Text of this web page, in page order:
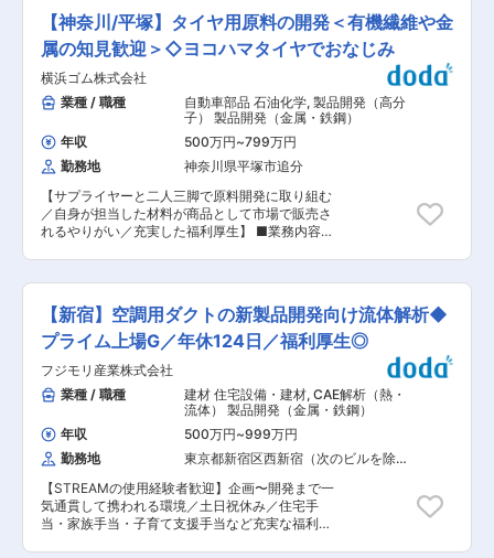
の仕事を学べるオンデマンド型研修、グローバル
に活躍する為の研修など多様に準備（2）適正・
希望などにジョブローテーション制度あり
を目指し、新たな技術を生み出す人材を募集して
います。 ■同社について： 同社は1984年に元教
師の津金会長が設立し9名で電子部品の組立下請
けとしてスタート、真空をコア技術とし、真空事
業・ユニット事業・医療機器事業・次世代事業開
発の4事業と事業のすそ野が広いことも特徴で
す。主力事業である真空事業では、半導体製造装
置に使われる「溶接ベローズ」で世界トップクラ
スのシェアを誇ります。その他の事業も真空技術
から発展しており、創業当時から積み重ねた溶
接・機械加工・組立等の技術の高度化を図ってき
ました。多くの業種に共通するものづくりのノウ
ハウとエンジニアリング手法を活かし、半導体・
技術や製品を提供し国内外のイノベーションを下
支えしています。創業当初から売上も右肩上がり
には1000億円の売上げを目指します。 変更の範
囲：会社の定める業務
ための製造プロセスの構築 ・生産計画作成 ・安
全に製造できるプロセスの設計 ・品質を安定させ
るための管理手法の導入 ・研究・開発部門との連
携とコミュニケーション ・製造部門との調整とサ
ポート ・生産技術の向上とプロセス改善 ■募集
背景： 当社は1984年に設立され、真空技術をコ
アとした多岐にわたる事業を展開しています。特
に半導体製造装置に使用される溶接ベローズで世
界トップクラスのシェアを誇り、今後も技術革新
と市場拡大を目指しています。そのため、新たな
製品開発に貢献できる人材を募集しています。 ■
同社について： 同社は1984年に元教師の津金会
長が設立し9名で電子部品の組立下請けとしてス
タート、真空をコア技術とし、真空事業・ユニッ
ト事業・医療機器事業・次世代事業開発の4事業
「溶接ベローズ」で世界トップクラスのシェアを
誇ります。その他の事業も真空技術から発展して
おり、創業当時から積み重ねた溶接・機械加工・
組立等の技術の高度化を図ってきました。多くの
業種に共通するものづくりのノウハウとエンジニ
アリング手法を活かし、半導体・IT・医療・新時
代のグリーンエネルギー分野等に技術や製品を提
供し国内外のイノベーションを下支えしていま
す。創業当初から売上も右肩上がりで推移してお
り、創業50周年にあたる2034年度には1000億円
の売上げを目指します。 変更の範囲：会社の定め
る業務
【神奈川/平塚】タイヤ用原料の開発＜有機繊維や金
属の知見歓迎＞◇ヨコハマタイヤでおなじみ
横浜ゴム株式会社
業種 / 職種
自動車部品 石油化学, 製品開発（高分
子） 製品開発（金属・鉄鋼）
年収
500万円~799万円
勤務地
神奈川県平塚市追分
【サプライヤーと二人三脚で原料開発に取り組む
／自身が担当した材料が商品として市場で販売さ
れるやりがい／充実した福利厚生】 ■業務内容：
＜具体的な業務内容＞ ・サプライヤーとの面談に
よる情報収集 ・新規サプライヤーや新規原料のラ
ボ評価実施、およびデータの解析まとめ ・工場試
作評価実施（工場試作立会いも含む） ・国内外タ
イヤ生産拠点への材料関連の技術支援 ・原料の品
質保証活動 など ■やりがい： ・新規の原料サ
プライヤーの開拓により、タイヤ製造の供給安定
化やコストダウンができ事業に貢献できます。 ・
新規原料を商品に搭載することで、競合他社品を
凌駕するタイヤ性能を達成できます。 ・自身が担
当した材料が、商品となって、店頭で販売される
ため、達成感が感じられます。 ■キャリアパス：
・3〜5年程度経験を積んだ後に適正を見た上で、
工場／先行研究部門などへのキャリアパスを考え
ております。 ■働き方・福利厚生： ・残業：月
20〜30h程度 ・出張：国内に月2回程度。経験を
【新宿】空調用ダクトの新製品開発向け流体解析◆
プライム上場G／年休124日／福利厚生◎
フジモリ産業株式会社
業種 / 職種
建材 住宅設備・建材, CAE解析（熱・
流体） 製品開発（金属・鉄鋼）
年収
500万円~999万円
勤務地
東京都新宿区西新宿（次のビルを除
【STREAMの使用経験者歓迎】企画〜開発まで一
気通貫して携われる環境／土日祝休み／住宅手
当・家族手当・子育て支援手当など充実な福利厚